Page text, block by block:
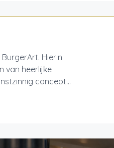
Hierin
van heerlijke
concept...